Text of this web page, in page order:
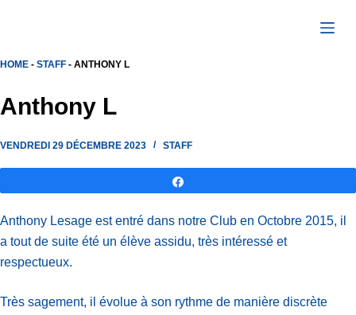
HOME - STAFF - ANTHONY L
Anthony L
VENDREDI 29 DÉCEMBRE 2023 STAFF
Anthony Lesage est entré dans notre Club en Octobre 2015, il
a tout de suite été un élève assidu, très intéressé et
respectueux.
Très sagement, il évolue à son rythme de manière discrète